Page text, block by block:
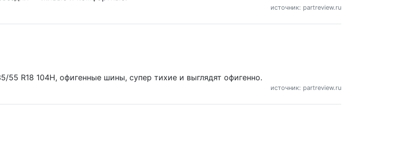
источник: partreview.ru
55 R18 104H, офигенные шины, супер тихие и выглядят офигенно.
источник: partreview.ru